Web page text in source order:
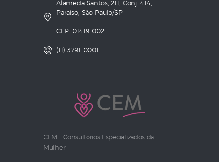
Alameda Santos, 211, Conj. 414,
Paraíso, São Paulo/SP
CEP: 01419-002
(11) 3791-0001
CEM - Consultórios Especializados da
Mulher